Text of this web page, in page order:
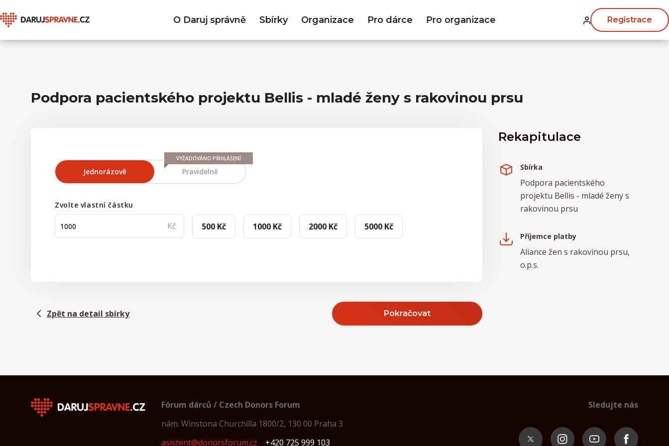
O Daruj správně Sbírky Organizace Pro dárce Pro organizace Registrace
Podpora pacientského projektu Bellis - mladé ženy s rakovinou prsu
Jednorázově
VYŽADOVÁNO PŘIHLÁŠENÍ
Pravidelně
Zvolte vlastní částku
500 Kč 1000 Kč 2000 Kč 5000 Kč
Zpět na detail sbírky Pokračovat
Rekapitulace
Sbírka
Podpora pacientského
projektu Bellis - mladé ženy s
rakovinou prsu
Příjemce platby
Aliance žen s rakovinou prsu,
o.p.s.
Fórum dárců / Czech Donors Forum
nám. Winstona Churchilla 1800/2, 130 00 Praha 3
asistent@donorsforum.cz
+420 725 999 103
Sledujte nás